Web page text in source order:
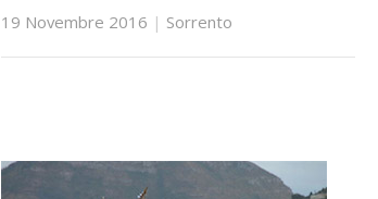
19 Novembre 2016 | Sorrento